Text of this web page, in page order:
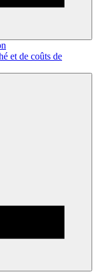
et de coûts de